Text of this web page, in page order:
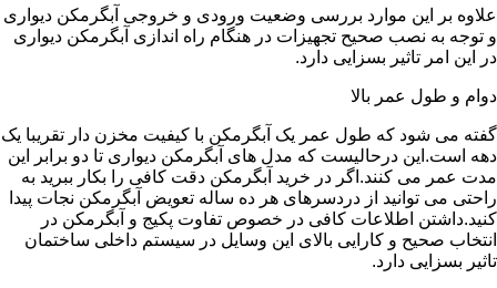
علاوه بر این موارد بررسی وضعیت ورودی و خروجی آبگرمکن دیواری
و توجه به نصب صحیح تجهیزات در هنگام راه اندازی آبگرمکن دیواری
در این امر تاثیر بسزایی دارد.
دوام و طول عمر بالا
گفته می شود که طول عمر یک آبگرمکن با کیفیت مخزن دار تقریبا یک
دهه است.این درحالیست که مدل های آبگرمکن دیواری تا دو برابر این
مدت عمر می کنند.اگر در خرید آبگرمکن دقت کافی را بکار ببرید به
راحتی می توانید از دردسرهای هر ده ساله تعویض آبگرمکن نجات پیدا
کنید.داشتن اطلاعات کافی در خصوص تفاوت پکیج و آبگرمکن در
انتخاب صحیح و کارایی بالای این وسایل در سیستم داخلی ساختمان
تاثیر بسزایی دارد.